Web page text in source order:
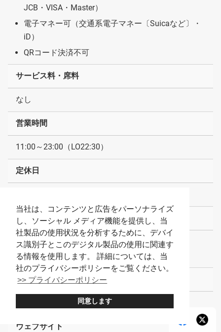
当社は、コンテンツと広告をパーソナライズ
し、ソーシャル メディア機能を提供し、当
社製品の使用状況を分析するために、デバイ
ス識別子とこのデジタル製品の使用に関連す
る情報を使用します。 詳細については、当
社のプライバシーポリシーをご覧ください。
>> プライバシーポリシー
同意します
JCB・VISA・Master）
電子マネー可（交通系電子マネー〔Suicaなど〕・
iD）
QRコード決済不可
サービス料・席料
なし
営業時間
11:00～23:00（LO22:30）
定休日
席数
43席
※カウンター7席、テーブル36席
喫煙・禁煙
ウェブサイト